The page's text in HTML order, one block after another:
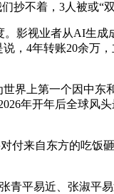
不着，3人被或“双
视业者从AI生成
，4年转账20余万
界上第一个因中东
年开年后全球风
付来自东方的吃饭
平易近、张淑平